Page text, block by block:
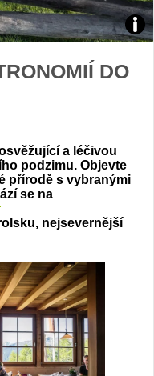
DO
a léčivou
podzimu. Objevte
přírodě s vybranými
se na
nejsevernější